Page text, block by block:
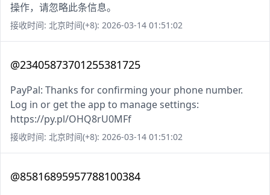
操作，请忽略此条信息。
接收时间: 北京时间(+8): 2026-03-14 01:51:02
@23405873701255381725
PayPal: Thanks for confirming your phone number.
Log in or get the app to manage settings:
https://py.pl/OHQ8rU0MFf
接收时间: 北京时间(+8): 2026-03-14 01:51:02
@85816895957788100384